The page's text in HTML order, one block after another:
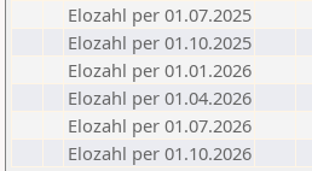
Elozahl per 01.07.2025
Elozahl per 01.10.2025
Elozahl per 01.01.2026
Elozahl per 01.04.2026
Elozahl per 01.07.2026
Elozahl per 01.10.2026